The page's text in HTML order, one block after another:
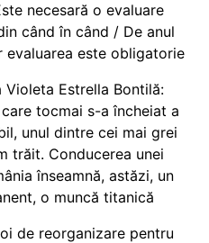
necesară o evaluare
când în când / De anul
evaluarea este obligatorie
Violeta Estrella Bontilă:
tocmai s-a încheiat a
unul dintre cei mai grei
trăit. Conducerea unei
înseamnă, astăzi, un
o muncă titanică
de reorganizare pentru